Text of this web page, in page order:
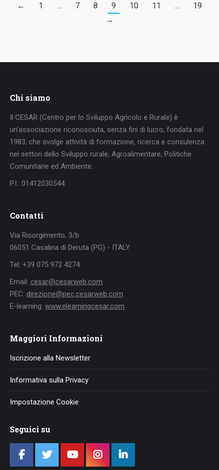
← 1 … 7 8 9 10 11 …
19
→
Chi siamo
Il CESAR (Centro per lo Sviluppo Agricolo e Rurale) è
un’associazione riconosciuta, senza fini di lucro, fondata nel
1983, che svolge attività di formazione, ricerca e consulenza
nei settori dello Sviluppo rurale, Agroalimentare, Politiche
Comunitarie ed Ambiente.
P.I.: 01412030544
Contatti
Via Risorgimento, 3/b
06051 Casalina di Deruta (PG) - ITALY
Tel: +39 075 972 4274
Email: cesar@cesarweb.com
PEC: direzione@pec.cesarweb.com
E-learning: www.elearningcesar.com
Maggiori Informazioni
Iscrizione alla Newsletter
Informativa sulla Privacy
Impostazione Cookie
Seguici su